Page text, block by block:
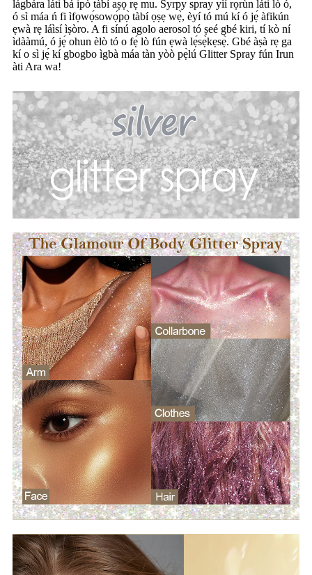
lágbára láti bá ipò tàbí aṣọ rẹ mu. Syrpy spray yìí rọrùn láti lò ó,
ó sì máa ń fi ìfọwọ́sowọ́pọ̀ tàbí ọṣẹ wẹ̀, èyí tó mú kí ó jẹ́ àfikún
ẹwà rẹ láìsí ìṣòro. A fi sínú agolo aerosol tó ṣeé gbé kiri, tí kò ní
ìdààmú, ó jẹ́ ohun èlò tó o fẹ́ lò fún ẹwà lẹ́sẹ̀kẹsẹ̀. Gbé àṣà rẹ ga
kí o sì jẹ́ kí gbogbo ìgbà máa tàn yòò pẹ̀lú Glitter Spray fún Irun
àti Ara wa!